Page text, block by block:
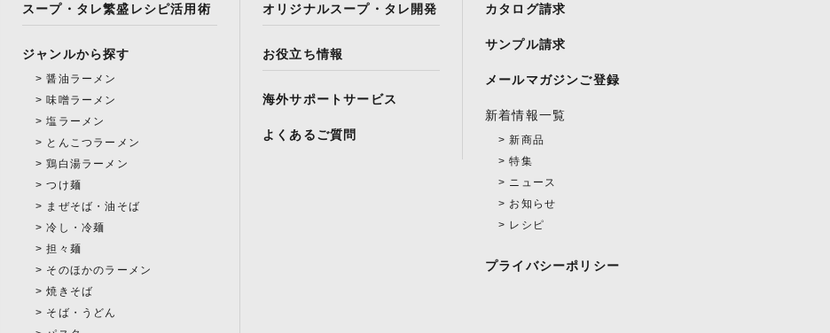
スープ・タレ繁盛レシピ活用術
ジャンルから探す
醤油ラーメン
味噌ラーメン
塩ラーメン
とんこつラーメン
鶏白湯ラーメン
つけ麺
まぜそば・油そば
冷し・冷麺
担々麺
そのほかのラーメン
焼きそば
そば・うどん
オリジナルスープ・タレ開発
お役立ち情報
海外サポートサービス
よくあるご質問
カタログ請求
サンプル請求
メールマガジンご登録
新着情報一覧
新商品
特集
ニュース
お知らせ
レシピ
プライバシーポリシー